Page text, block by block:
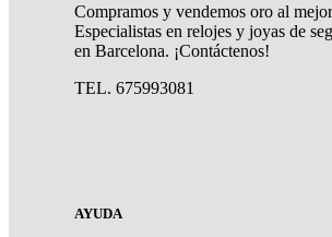
Compramos y vendemos oro al
Especialistas en relojes y joyas de
en Barcelona. ¡Contáctenos!
TEL. 675993081
AYUDA